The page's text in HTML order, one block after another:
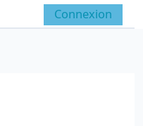
Activer/désactiver la
Connexion